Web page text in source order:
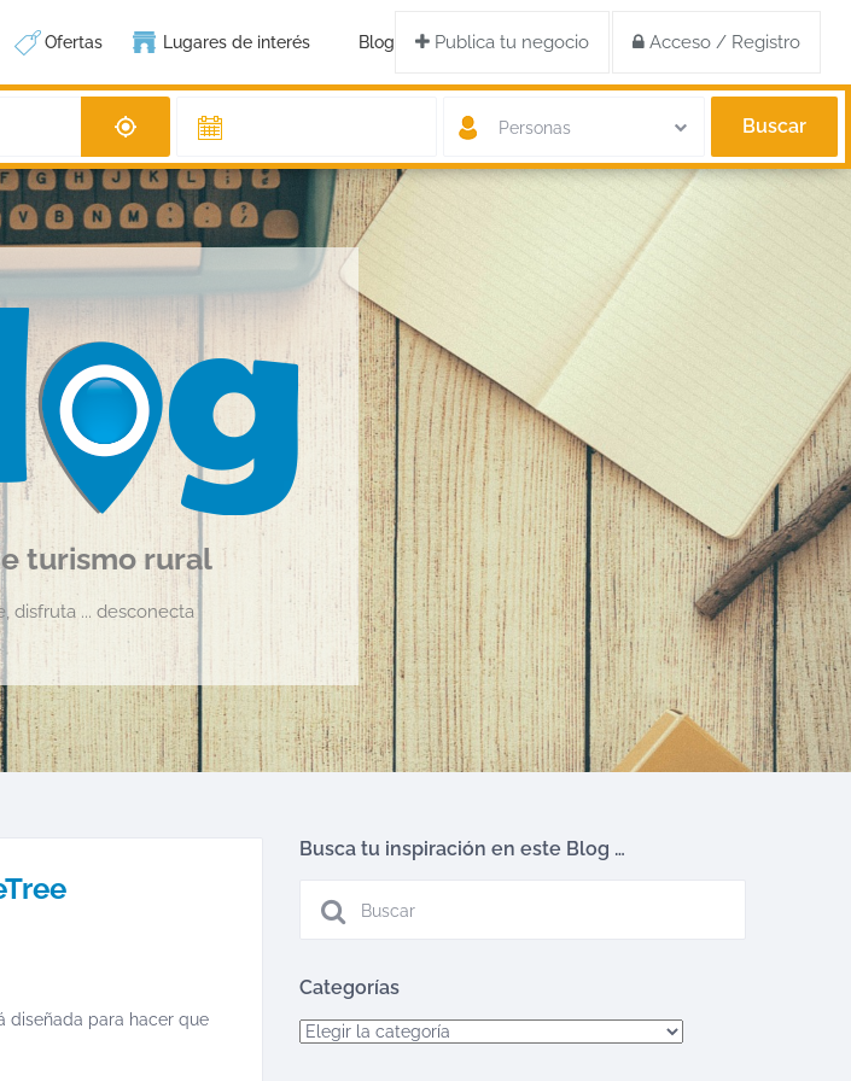
Publica tu negocio Acceso / Registro
Ofertas Lugares de interés Blog
turismo rural
disfruta ... desconecta
Personas Buscar
diseñada para hacer que
Busca tu inspiración en este Blog …
Categorías
Categorías